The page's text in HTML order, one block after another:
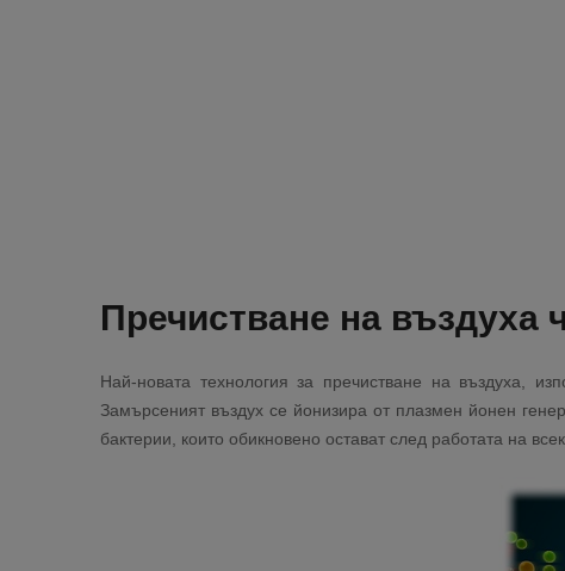
Пречистване на въздуха
Най-новата технология за пречистване на въздуха,
Замърсеният въздух се йонизира от плазмен йонен
бактерии, които обикновено остават след работата на